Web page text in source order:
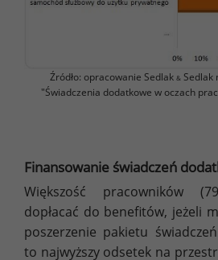
Źródło: opracowanie Sedlak &Sedlak
"Świadczenia dodatkowe w oczach
Finansowanie świadczeń
Większość pracowników
dopłacać do benefitów, jeżeli
poszerzenie pakietu
to najwyższy odsetek na